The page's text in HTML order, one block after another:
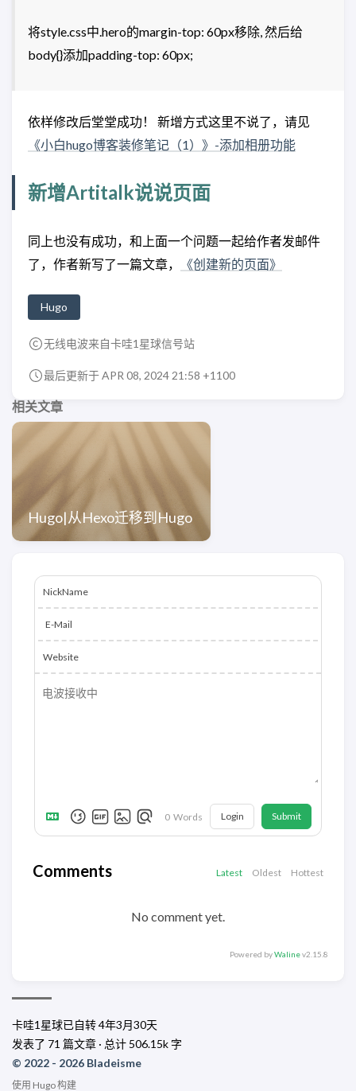
将style.css中.hero的margin-top: 60px移除, 然后给
body{}添加padding-top: 60px;
依样修改后堂堂成功！ 新增方式这里不说了，请见
《小白hugo博客装修笔记（1）》-添加相册功能
新增Artitalk说说页面
同上也没有成功，和上面一个问题一起给作者发邮件
了，作者新写了一篇文章，
《创建新的页面》
Hugo
无线电波来自卡哇1星球信号站
最后更新于 APR 08, 2024 21:58 +1100
相关文章
Hugo|从Hexo迁移到Hugo
NickName
E-Mail
Website
0 Words Login Submit
Comments Latest Oldest Hottest
No comment yet.
Powered byWalinev2.15.8
卡哇1星球已自转4年3月30天
发表了 71 篇文章 · 总计 506.15k 字
© 2022 - 2026 Bladeisme
使用 Hugo构建